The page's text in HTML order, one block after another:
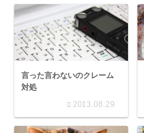
言った言わないのクレーム
対処
2013.08.29